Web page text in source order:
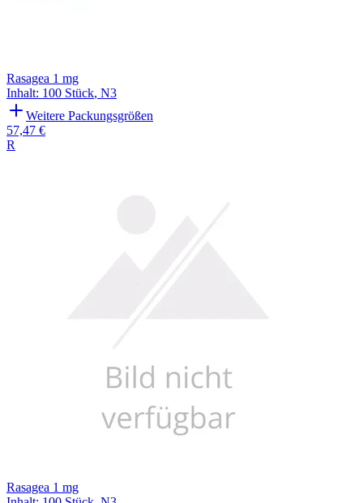
Rasagea 1 mg
Inhalt: 100 Stück, N3
Weitere Packungsgrößen
57,47 €
R
Rasagea 1 mg